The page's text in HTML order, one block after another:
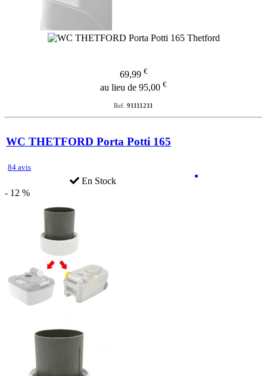
69,99 €
au lieu de 95,00 €
Ref. 91111211
WC THETFORD Porta Potti 165
84 avis
En Stock
- 12 %